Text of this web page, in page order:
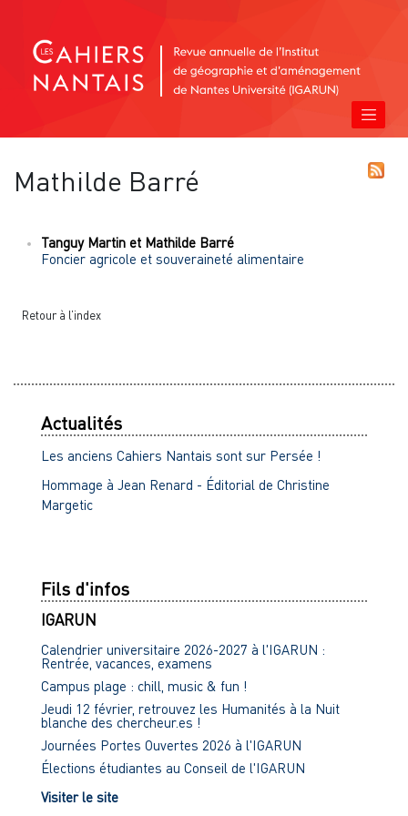
Mathilde Barré
Tanguy Martin et Mathilde Barré
Foncier agricole et souveraineté alimentaire
Retour à l’index
Actualités
Les anciens Cahiers Nantais sont sur Persée !
Hommage à Jean Renard - Éditorial de Christine
Margetic
Fils d'infos
IGARUN
Calendrier universitaire 2026-2027 à l'IGARUN :
Rentrée, vacances, examens
Campus plage : chill, music & fun !
Jeudi 12 février, retrouvez les Humanités à la Nuit
blanche des chercheur.es !
Journées Portes Ouvertes 2026 à l'IGARUN
Élections étudiantes au Conseil de l'IGARUN
Visiter le site